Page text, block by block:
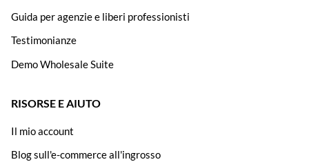
Guida per agenzie e liberi professionisti
Testimonianze
Demo Wholesale Suite
RISORSE E AIUTO
Il mio account
Blog sull'e-commerce all'ingrosso